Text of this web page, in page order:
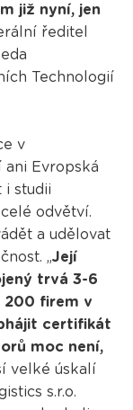
již nyní, jen
ředitel
Technologií
v
Evropská
i studii
odvětví.
a udělovat
„Její
trvá 3-6
200 firem v
certifikát
moc není,
velké úskalí
s.r.o.